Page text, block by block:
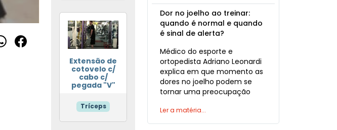
Extensão de
cotovelo c/
cabo c/
pegada "V"
Tríceps
Dor no joelho ao treinar:
quando é normal e quando
é sinal de alerta?
Médico do esporte e
ortopedista Adriano Leonardi
explica em que momento as
dores no joelho podem se
tornar uma preocupação
Ler a matéria...